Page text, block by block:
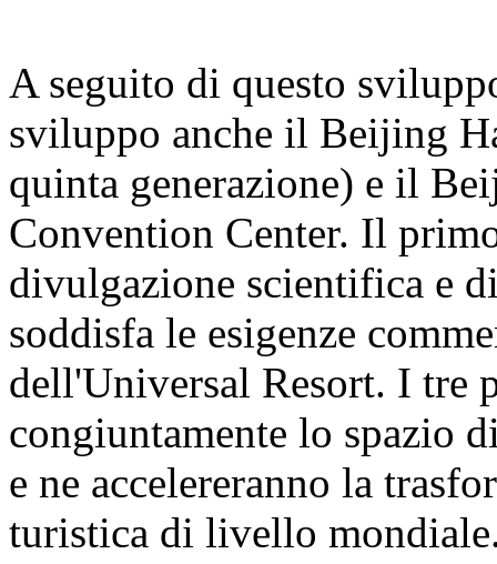
A seguito di questo
sviluppo anche il Beijing
quinta generazione) e il
Convention Center. Il
divulgazione scientifica e
soddisfa le esigenze
dell'Universal Resort. I tre
congiuntamente lo spazio
e ne accelereranno la
turistica di livello